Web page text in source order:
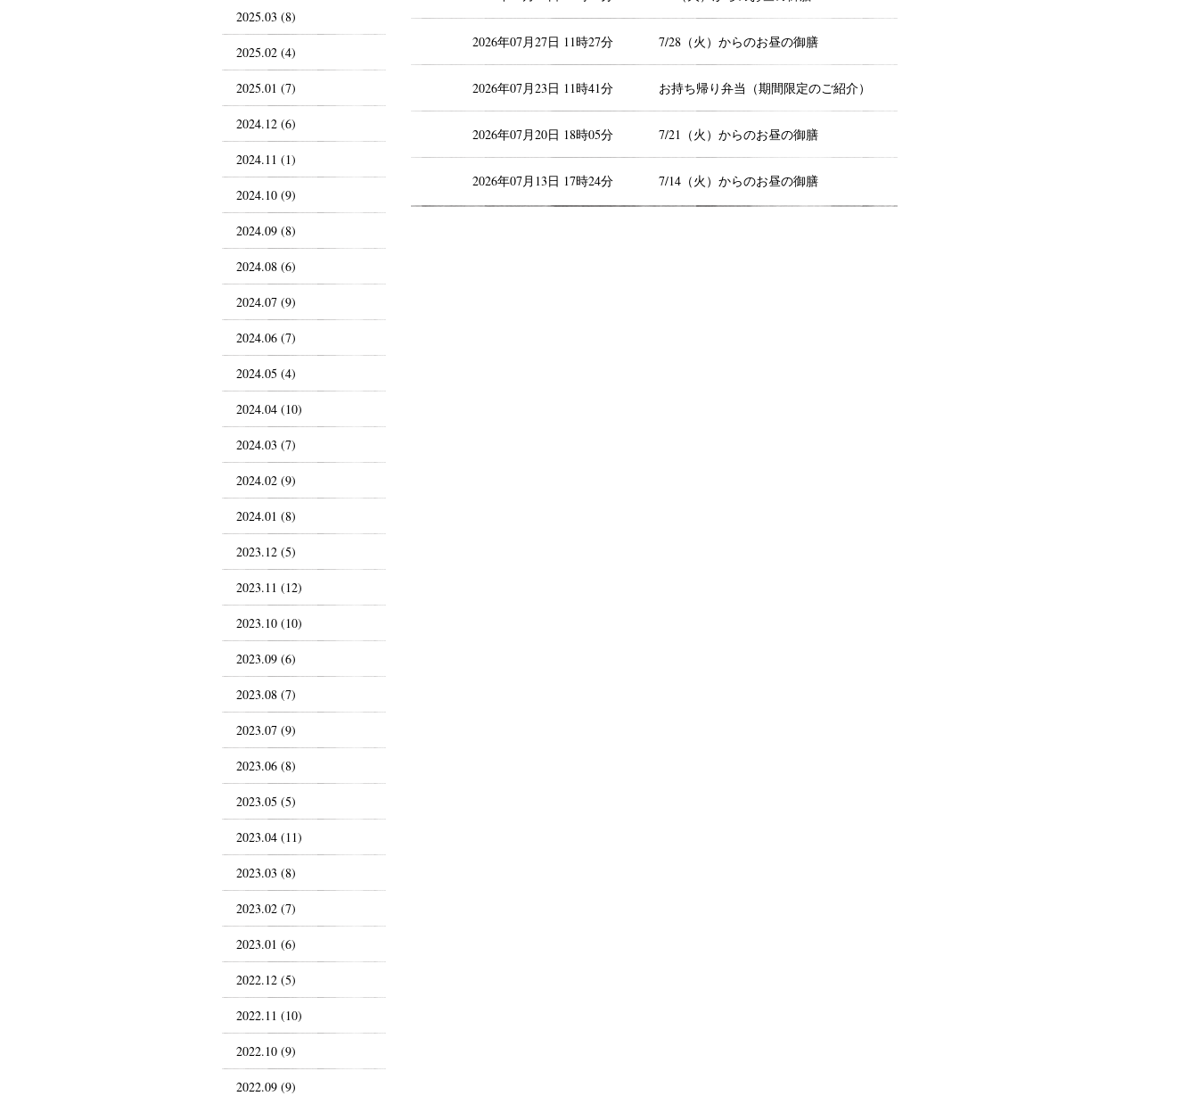
7/28（火）からのお昼の御膳
2026年07月27日 11時27分
お持ち帰り弁当（期間限定のご紹介）
2026年07月23日 11時41分
7/21（火）からのお昼の御膳
2026年07月20日 18時05分
7/14（火）からのお昼の御膳
2026年07月13日 17時24分
2025.03 (8)
2025.02 (4)
2025.01 (7)
2024.12 (6)
2024.11 (1)
2024.10 (9)
2024.09 (8)
2024.08 (6)
2024.07 (9)
2024.06 (7)
2024.05 (4)
2024.04 (10)
2024.03 (7)
2024.02 (9)
2024.01 (8)
2023.12 (5)
2023.11 (12)
2023.10 (10)
2023.09 (6)
2023.08 (7)
2023.07 (9)
2023.06 (8)
2023.05 (5)
2023.04 (11)
2023.03 (8)
2023.02 (7)
2023.01 (6)
2022.12 (5)
2022.11 (10)
2022.10 (9)
2022.09 (9)